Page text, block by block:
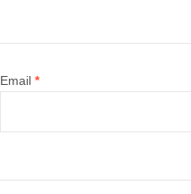
Email *